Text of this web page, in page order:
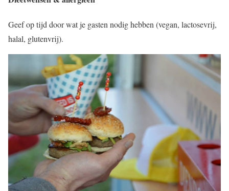
Geef op tijd door wat je gasten nodig hebben (vegan, lactosevrij,
halal, glutenvrij).